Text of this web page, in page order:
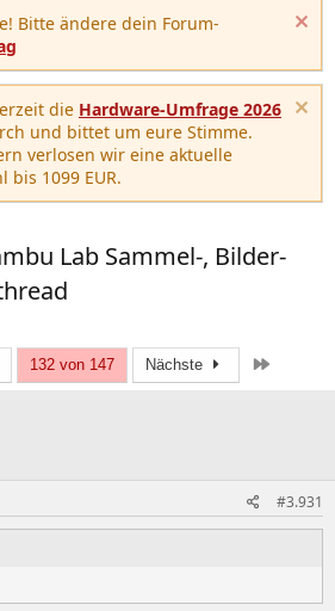
Bitte ändere dein Forum-
die Hardware-Umfrage 2026
und bittet um eure Stimme.
verlosen wir eine aktuelle
bis 1099 EUR.
Lab Sammel-, Bilder-
132 von 147 Nächste
#3.931